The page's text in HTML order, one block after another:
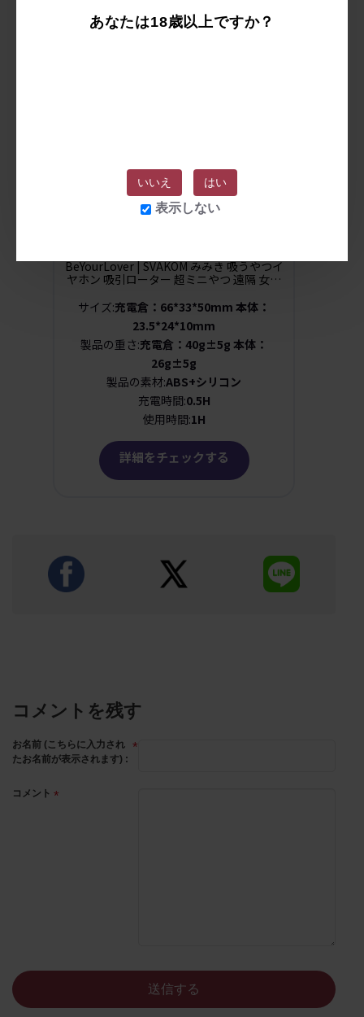
あなたは18歳以上ですか？
いいえ はい
表示しない
漫画で使用された商品ーー
BeYourLover | SVAKOM みみき 吸うやつ
BeYourLover | SVAKOM みみき 吸うやつイ
ヤホン 吸引ローター 超ミニやつ 遠隔 女性
サイズ:充電倉：66*33*50mm 本体：
23.5*24*10mm
製品の重さ:充電倉：40g±5g 本体：
26g±5g
製品の素材:ABS+シリコン
充電時間:0.5H
使用時間:1H
詳細をチェックする
コメントを残す
お名前 (こちらに入力され
たお名前が表示されます) :
コメント
送信する